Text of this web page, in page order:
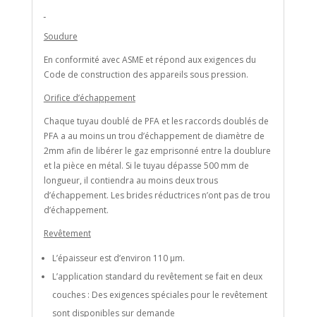
Soudure
En conformité avec ASME et répond aux exigences du
Code de construction des appareils sous pression.
Orifice d’échappement
Chaque tuyau doublé de PFA et les raccords doublés de
PFA a au moins un trou d’échappement de diamètre de
2mm afin de libérer le gaz emprisonné entre la doublure
et la pièce en métal. Si le tuyau dépasse 500 mm de
longueur, il contiendra au moins deux trous
d’échappement. Les brides réductrices n’ont pas de trou
d’échappement.
Revêtement
L’épaisseur est d’environ 110 μm.
L’application standard du revêtement se fait en deux
couches : Des exigences spéciales pour le revêtement
sont disponibles sur demande